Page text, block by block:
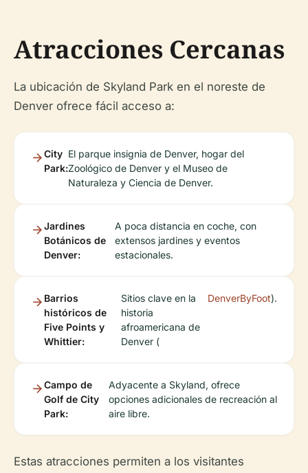
Atracciones Cercanas
La ubicación de Skyland Park en el noreste de
Denver ofrece fácil acceso a:
City
Park:
El parque insignia de Denver, hogar del
Zoológico de Denver y el Museo de
Naturaleza y Ciencia de Denver.
Jardines
Botánicos de
Denver:
A poca distancia en coche, con
extensos jardines y eventos
estacionales.
Barrios
históricos de
Five Points y
Whittier:
Sitios clave en la
historia
afroamericana de
Denver (
DenverByFoot).
Campo de
Golf de City
Park:
Adyacente a Skyland, ofrece
opciones adicionales de recreación al
aire libre.
Estas atracciones permiten a los visitantes